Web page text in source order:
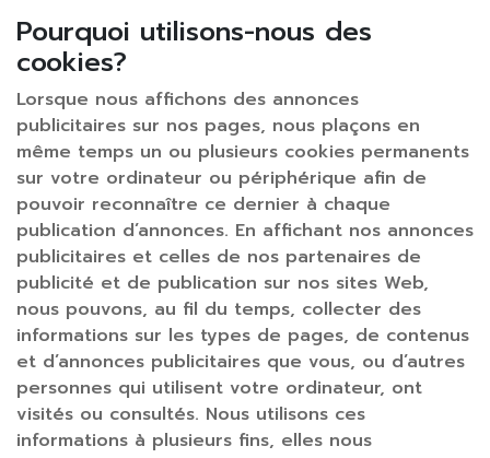
Pourquoi utilisons-nous des
cookies?
Lorsque nous affichons des annonces
publicitaires sur nos pages, nous plaçons en
même temps un ou plusieurs cookies permanents
sur votre ordinateur ou périphérique afin de
pouvoir reconnaître ce dernier à chaque
publication d’annonces. En affichant nos annonces
publicitaires et celles de nos partenaires de
publicité et de publication sur nos sites Web,
nous pouvons, au fil du temps, collecter des
informations sur les types de pages, de contenus
et d’annonces publicitaires que vous, ou d’autres
personnes qui utilisent votre ordinateur, ont
visités ou consultés. Nous utilisons ces
informations à plusieurs fins, elles nous